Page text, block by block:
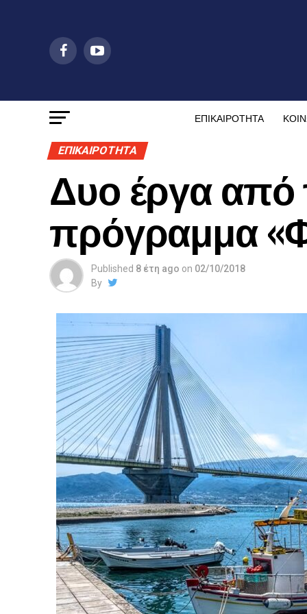
ΕΠΙΚΑΙΡΟΤΗΤΑ
ΕΠΙΚΑΙΡΟΤΗΤΑ
Δυο έργα
πρόγραμμα
Published 8 έτη ago on 02/10/2018
By